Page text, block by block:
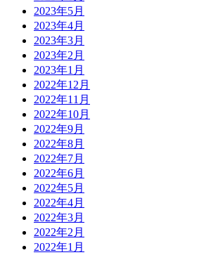
2023年5月
2023年4月
2023年3月
2023年2月
2023年1月
2022年12月
2022年11月
2022年10月
2022年9月
2022年8月
2022年7月
2022年6月
2022年5月
2022年4月
2022年3月
2022年2月
2022年1月